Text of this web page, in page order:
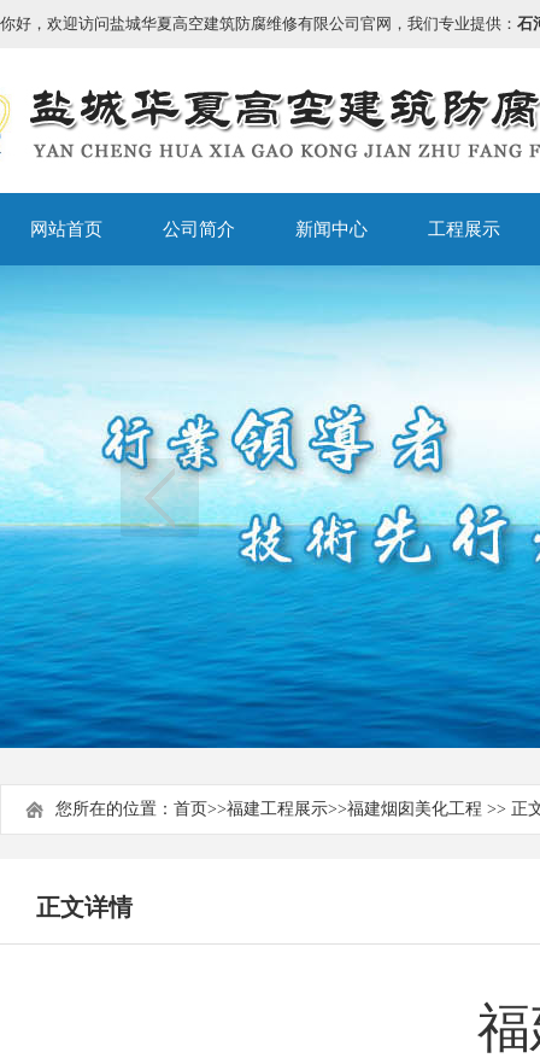
你好，欢迎访问盐城华夏高空建筑防腐维修有限公司官网，我们专业提供： 石
网站首页 公司简介 新闻中心 工程展示
您所在的位置： 首页>>福建工程展示>>福建烟囱美化工程 >> 正
正文详情